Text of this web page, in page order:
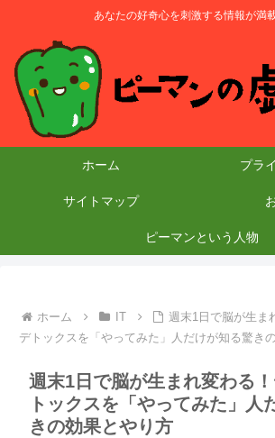
あなたの好奇心を刺激する情報が満載
ホーム プラ
サイトマップ
ピーマンという人物
ホーム IT
週末1日で脳が生ま
デトックスを「やってみた」人だけが知る驚き
週末1日で脳が生まれ変わる
トックスを「やってみた」人
きの効果とやり方